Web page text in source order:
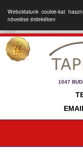
Weboldalunk cookie-kat
növelése érdekében
1047